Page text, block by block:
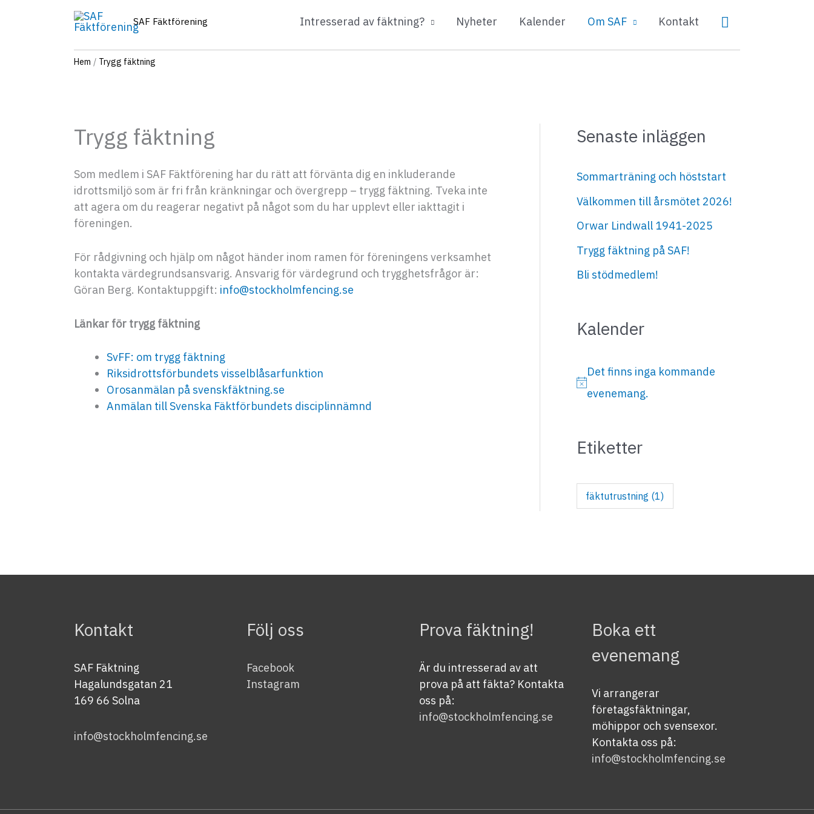
SAF Fäktförening Intresserad av fäktning? Nyheter Kalender Om SAF Kontakt Sök
Hem Trygg fäktning
Trygg fäktning
Som medlem i SAF Fäktförening har du rätt att förvänta dig en inkluderande
idrottsmiljö som är fri från kränkningar och övergrepp – trygg fäktning. Tveka inte
att agera om du reagerar negativt på något som du har upplevt eller iakttagit i
föreningen.
För rådgivning och hjälp om något händer inom ramen för föreningens verksamhet
kontakta värdegrundsansvarig. Ansvarig för värdegrund och trygghetsfrågor är:
Göran Berg. Kontaktuppgift: info@stockholmfencing.se
Länkar för trygg fäktning
SvFF: om trygg fäktning
Riksidrottsförbundets visselblåsarfunktion
Orosanmälan på svenskfäktning.se
Anmälan till Svenska Fäktförbundets disciplinnämnd
Senaste inläggen
Sommarträning och höststart
Välkommen till årsmötet 2026!
Orwar Lindwall 1941-2025
Trygg fäktning på SAF!
Bli stödmedlem!
Kalender
N
Det finns inga kommande
evenemang.
Etiketter
fäktutrustning (1)
Kontakt
SAF Fäktning
Hagalundsgatan 21
169 66 Solna
info@stockholmfencing.se
Följ oss
Facebook
Instagram
Prova fäktning!
Är du intresserad av att
prova på att fäkta? Kontakta
oss på:
info@stockholmfencing.se
Boka ett
evenemang
Vi arrangerar
företagsfäktningar,
möhippor och svensexor.
Kontakta oss på:
info@stockholmfencing.se